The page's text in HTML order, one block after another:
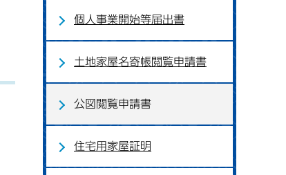
個人事業開始等届出書
土地家屋名寄帳閲覧申請書
公図閲覧申請書
住宅用家屋証明